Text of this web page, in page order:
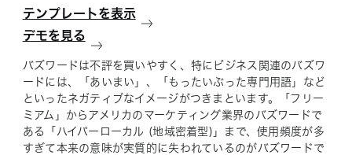
テンプレートを表示
デモを見る
バズワードは不評を買いやすく、特にビジネス関連のバズワ
ードには、「あいまい」、「もったいぶった専門用語」など
といったネガティブなイメージがつきまといます。「フリー
ミアム」からアメリカのマーケティング業界のバズワードで
ある「ハイパーローカル (地域密着型)」まで、使用頻度が多
すぎて本来の意味が実質的に失われているのがバズワードで